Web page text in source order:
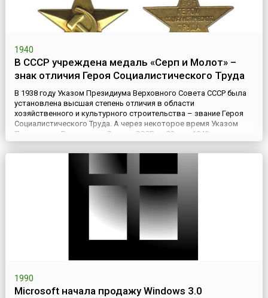
1940
В СССР учреждена медаль «Серп и Молот» –
знак отличия Героя Социалистического Труда
В 1938 году Указом Президиума Верховного Совета СССР была
установлена высшая степень отличия в области
хозяйственного и культурного строительства – звание Героя
Социалистического Труда. А через некоторое время Указом
Президиума Верховного Совета СССР от 22 мая 1940 года в
целях отличия граждан, удостоенных звания Героя
Социалистического Труда, учреждена золотая медаль «Серп и
1990
Microsoft начала продажу Windows 3.0